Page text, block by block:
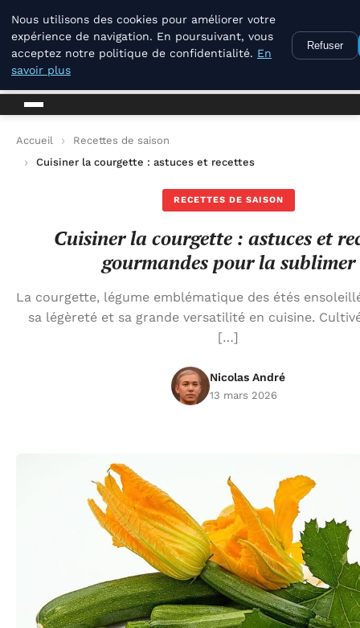
La Compagnie Des Terroirs
La Compagnie Des Terroirs
Accueil
Recettes de saison
Cuisiner la courgette : astuces et recettes gourmandes pour
RECETTES DE SAISON
Cuisiner la courgette : astuces et
gourmandes pour la sublimer
La courgette, légume emblématique des étés
sa légèreté et sa grande versatilité en cuisine.
[…]
Nicolas André
13 mars 2026
Nous utilisons des cookies pour améliorer votre
expérience de navigation. En poursuivant, vous
acceptez notre politique de confidentialité. En
savoir plus
Refuser